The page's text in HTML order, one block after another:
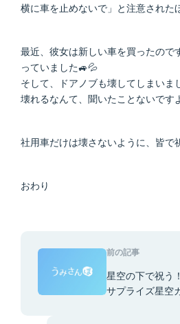
横に車を止めないで」と注意された
最近、彼女は新しい車を買ったので
っていました🚙💦
そして、ドアノブも壊してしまいま
壊れるなんて、聞いたことないです
社用車だけは壊さないように、皆で
おわり
前の記事
星空の下で祝う
サプライズ星空